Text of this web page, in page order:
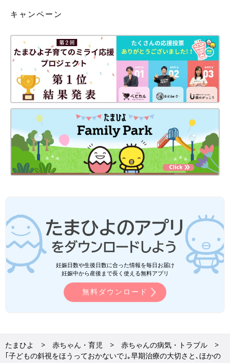
キャンペーン
妊娠日数や生後日数に合った情報を毎日お届け
妊娠中から産後まで長く使える無料アプリ
無料ダウンロード
たまひよ 赤ちゃん・育児
赤ちゃんの病気・トラブル
｢子どもの斜視をほうっておかないで｣｡早期治療の大切さと､ほかの